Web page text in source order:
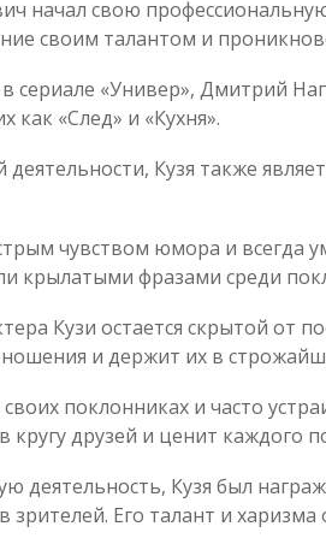
начал свою
своим талантом и
сериале «Универ», Дмитрий
как «След» и «Кухня».
деятельности, Кузя также
чувством юмора и всегда
крылатыми фразами среди
Кузи остается скрытой от
и держит их в
своих поклонниках и часто
кругу друзей и ценит каждого
деятельность, Кузя был
Его талант и